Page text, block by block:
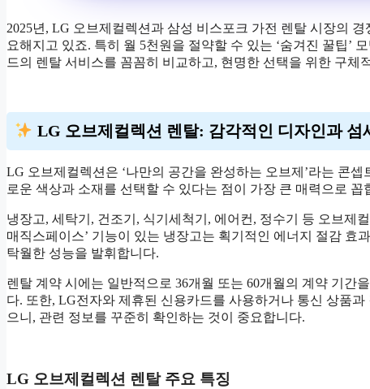
2025년, LG 오브제컬렉션과 삼성 비스포크 가전 렌탈 시장의
요해지고 있죠. 특히 월 5천원을 절약할 수 있는 ‘숨겨진 꿀팁’
드의 렌탈 서비스를 꼼꼼히 비교하고, 현명한 선택을 위한 구체
LG 오브제컬렉션 렌탈: 감각적인 디자인과 섬
LG 오브제컬렉션은 ‘나만의 공간을 완성하는 오브제’라는 콘
로운 색상과 소재를 선택할 수 있다는 점이 가장 큰 매력으로
냉장고, 세탁기, 건조기, 식기세척기, 에어컨, 정수기 등 오브제
매직스페이스’ 기능이 있는 냉장고는 획기적인 에너지 절감 효
탁월한 성능을 발휘합니다.
렌탈 계약 시에는 일반적으로 36개월 또는 60개월의 계약 기간
다. 또한, LG전자와 제휴된 신용카드를 사용하거나 통신 상품
으니, 관련 정보를 꾸준히 확인하는 것이 중요합니다.
LG 오브제컬렉션 렌탈 주요 특징